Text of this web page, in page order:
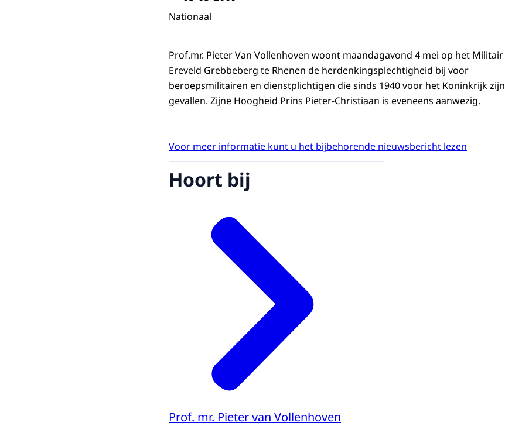
Nationaal
Prof.mr. Pieter Van Vollenhoven woont maandagavond 4 mei op het Militair
Ereveld Grebbeberg te Rhenen de herdenkingsplechtigheid bij voor
beroepsmilitairen en dienstplichtigen die sinds 1940 voor het Koninkrijk zijn
gevallen. Zijne Hoogheid Prins Pieter-Christiaan is eveneens aanwezig.
Voor meer informatie kunt u het bijbehorende nieuwsbericht lezen
Hoort bij
Prof. mr. Pieter van Vollenhoven